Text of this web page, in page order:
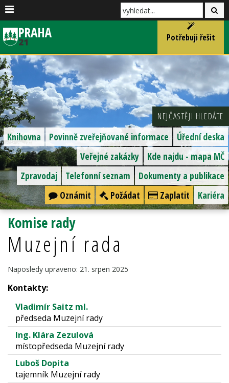
Potřebuji řešit
NEJČASTĚJI HLEDÁTE
Úřední deska
Povinně zveřejňované informace
Knihovna
Kde najdu - mapa MČ
Veřejné zakázky
Dokumenty a publikace
Telefonní seznam
Zpravodaj
Kariéra
Zaplatit
Požádat
Oznámit
Komise rady
Muzejní rada
Naposledy upraveno: 21. srpen 2025
Kontakty:
Vladimír Saitz ml.
předseda Muzejní rady
Ing. Klára Zezulová
místopředseda Muzejní rady
Luboš Dopita
tajemník Muzejní rady